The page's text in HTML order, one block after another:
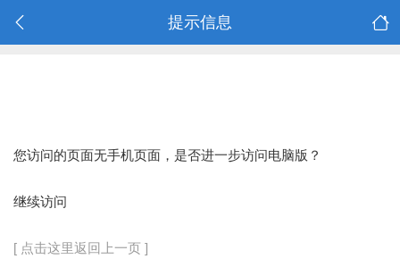
提示信息
您访问的页面无手机页面，是否进一步访问电脑版？
继续访问
[ 点击这里返回上一页 ]